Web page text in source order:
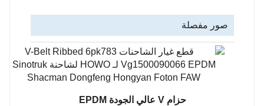
صور مفصلة
حزام V عالي الجودة EPDM